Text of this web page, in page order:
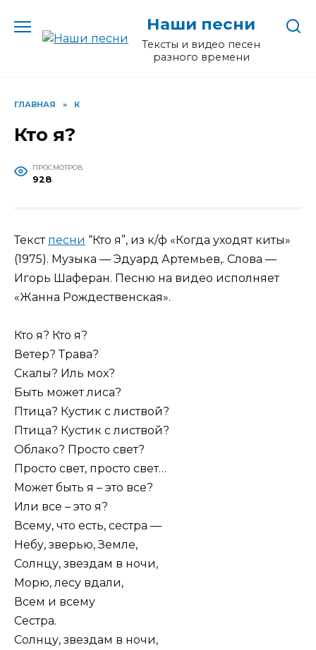
содержанию
Наши песни
Тексты и видео песен
разного времени
ГЛАВНАЯ » К
Кто я?
ПРОСМОТРОВ
928
Текст песни “Кто я”, из к/ф «Когда уходят киты»
(1975). Музыка — Эдуард Артемьев,. Слова —
Игорь Шаферан. Песню на видео исполняет
«Жанна Рождественская».
Кто я? Кто я?
Ветер? Трава?
Скалы? Иль мох?
Быть может лиса?
Птица? Кустик с листвой?
Птица? Кустик с листвой?
Облако? Просто свет?
Просто свет, просто свет…
Может быть я – это все?
Или все – это я?
Всему, что есть, сестра —
Небу, зверью, Земле,
Солнцу, звездам в ночи,
Морю, лесу вдали,
Всем и всему
Сестра.
Солнцу, звездам в ночи,